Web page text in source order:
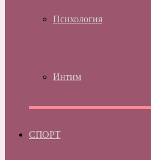
Психология
Интим
СПОРТ